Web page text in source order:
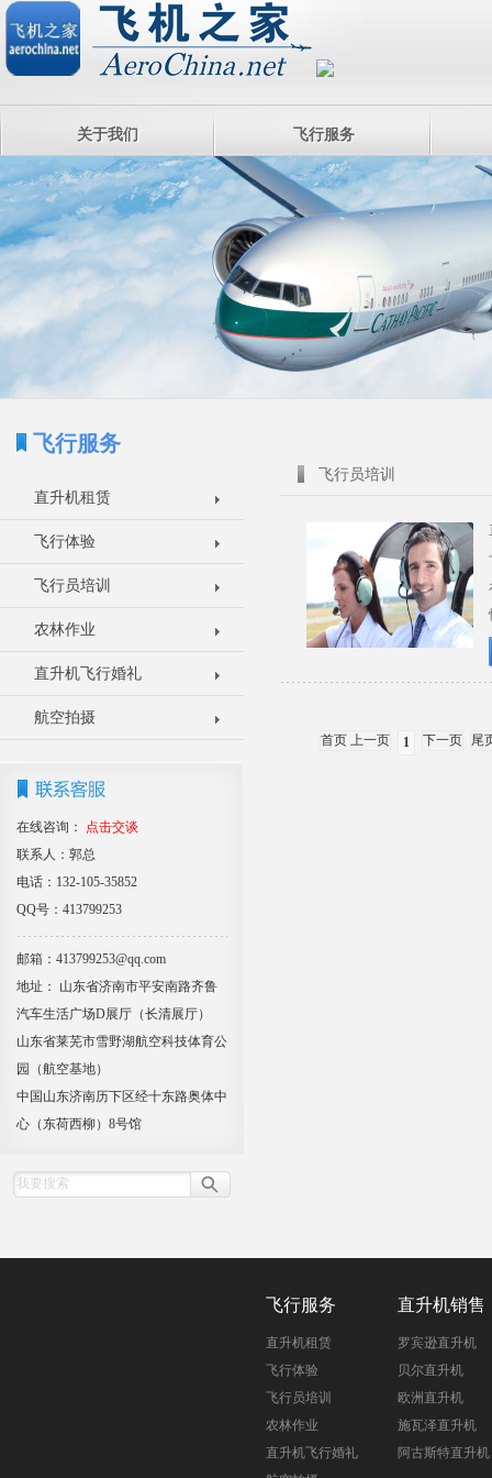
关于我们 飞行服务
飞行服务
直升机租赁
飞行体验
飞行员培训
农林作业
直升机飞行婚礼
航空拍摄
在线咨询：
点击交谈
联系人：郭总
电话：132-105-35852
QQ号：413799253
邮箱：413799253@qq.com
地址： 山东省济南市平安南路齐鲁
汽车生活广场D展厅（长清展厅）
山东省莱芜市雪野湖航空科技体育公
园（航空基地）
中国山东济南历下区经十东路奥体中
心（东荷西柳）8号馆
飞行员培训
首页 上一页 1 下一页 尾
飞行服务
直升机租赁
飞行体验
飞行员培训
农林作业
直升机飞行婚礼
直升机销售
罗宾逊直升机
贝尔直升机
欧洲直升机
施瓦泽直升机
阿古斯特直升机